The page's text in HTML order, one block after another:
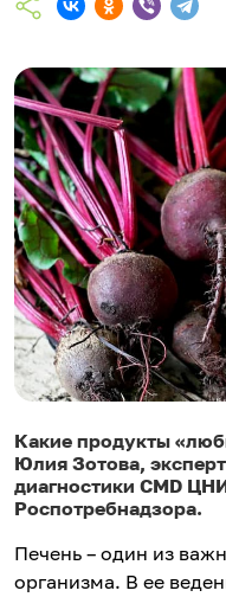
Какие продукты
Юлия Зотова,
диагностики CMD
Роспотребнадзора.
Печень – один из
организма. В ее